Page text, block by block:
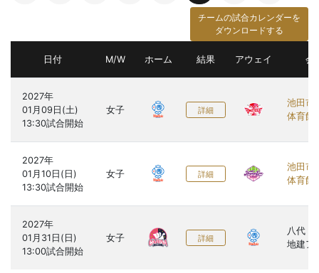
チームの試合カレンダーを
ダウンロードする
日付 M/W ホーム 結果 アウェイ 会
2027年
01月09日(土)
女子 詳細
池田市
体育館
2027年
01月10日(日)
女子 詳細
池田市
体育館
2027年
01月31日(日)
女子 詳細
八代ト
地建ア